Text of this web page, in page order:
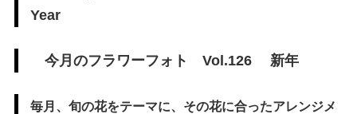
FLICKR
CONTACT
ONLINE STORE
FLOWER ART PANEL
Year
今月のフラワーフォト Vol.126 新年
毎月、旬の花をテーマに、その花に合ったアレンジメ